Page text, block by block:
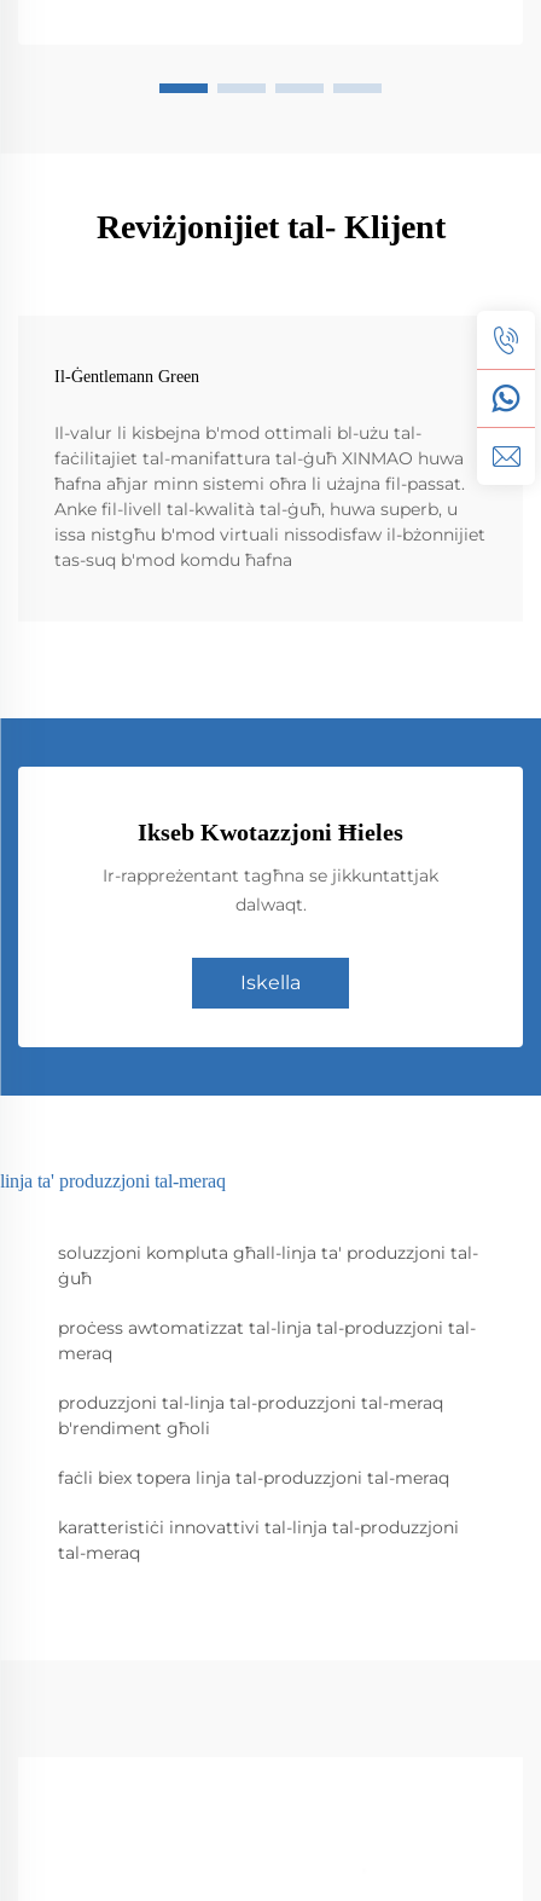
Reviżjonijiet tal- Klijent
Il-Ġentlemann Green
Il-valur li kisbejna b'mod ottimali bl-użu tal-
faċilitajiet tal-manifattura tal-ġuħ XINMAO huwa
ħafna aħjar minn sistemi oħra li użajna fil-passat.
Anke fil-livell tal-kwalità tal-ġuħ, huwa superb, u
issa nistgħu b'mod virtuali nissodisfaw il-bżonnijiet
tas-suq b'mod komdu ħafna
Ikseb Kwotazzjoni Ħieles
Ir-rappreżentant tagħna se jikkuntattjak
dalwaqt.
Iskella
linja ta' produzzjoni tal-meraq
soluzzjoni kompluta għall-linja ta' produzzjoni tal-
ġuħ
proċess awtomatizzat tal-linja tal-produzzjoni tal-
meraq
produzzjoni tal-linja tal-produzzjoni tal-meraq
b'rendiment għoli
faċli biex topera linja tal-produzzjoni tal-meraq
karatteristiċi innovattivi tal-linja tal-produzzjoni
tal-meraq